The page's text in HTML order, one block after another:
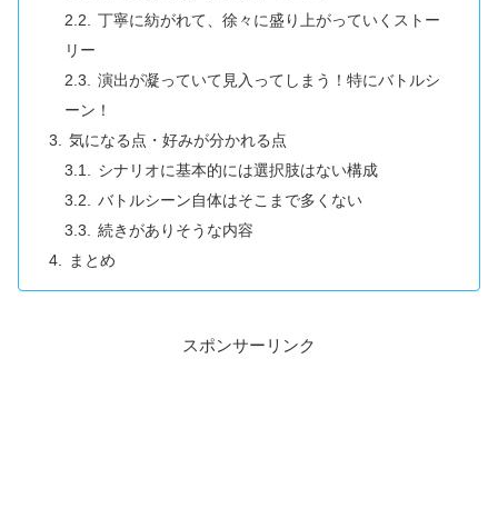
丁寧に紡がれて、徐々に盛り上がっていくストー
リー
演出が凝っていて見入ってしまう！特にバトルシ
ーン！
気になる点・好みが分かれる点
シナリオに基本的には選択肢はない構成
バトルシーン自体はそこまで多くない
続きがありそうな内容
まとめ
スポンサーリンク